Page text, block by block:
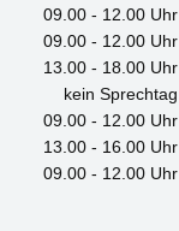
09.00 - 12.00 Uhr
09.00 - 12.00 Uhr
13.00 - 18.00 Uhr
kein Sprechtag
09.00 - 12.00 Uhr
13.00 - 16.00 Uhr
09.00 - 12.00 Uhr